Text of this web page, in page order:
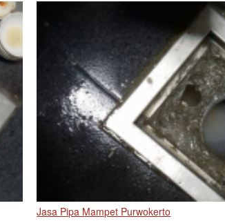
Jasa Pipa Mampet Purwokerto